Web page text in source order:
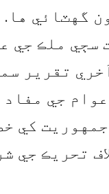
گهٽائي
سڄي ملڪ جي
تقرير
جي مفاد
کي
تحريڪ جي